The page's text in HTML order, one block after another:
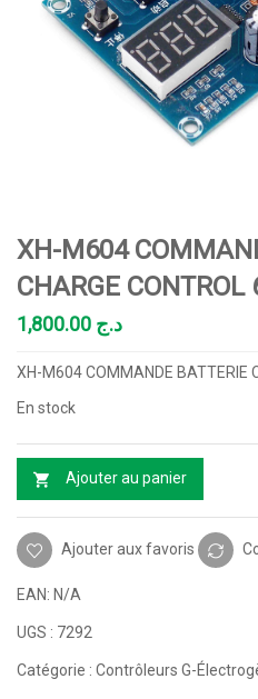
XH-M604
CHARGE CONTROL
د.ج
XH-M604 COMMANDE BATTERIE
En stock
Ajouter au panier
Ajouter aux favoris
EAN: N/A
UGS : 7292
Catégorie : Contrôleurs G-